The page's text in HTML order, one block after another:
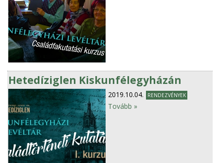
Hetedíziglen Kiskunfélegyházán
2019.10.04. RENDEZVÉNYEK
Tovább »